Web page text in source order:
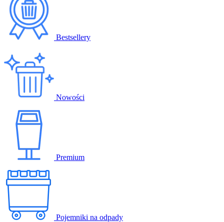
Bestsellery
Nowości
Premium
Pojemniki na odpady